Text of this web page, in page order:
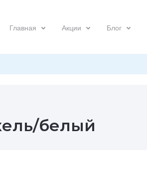
Главная Акции Блог
белый